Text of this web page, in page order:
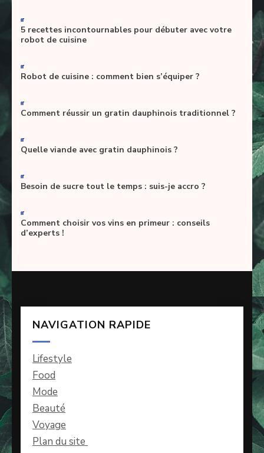
-
5 recettes incontournables pour débuter avec votre
robot de cuisine
-
Robot de cuisine : comment bien s’équiper ?
-
Comment réussir un gratin dauphinois traditionnel ?
-
Quelle viande avec gratin dauphinois ?
-
Besoin de sucre tout le temps : suis-je accro ?
-
Comment choisir vos vins en primeur : conseils
d’experts !
NAVIGATION RAPIDE
Lifestyle
Food
Mode
Beauté
Voyage
Plan du site